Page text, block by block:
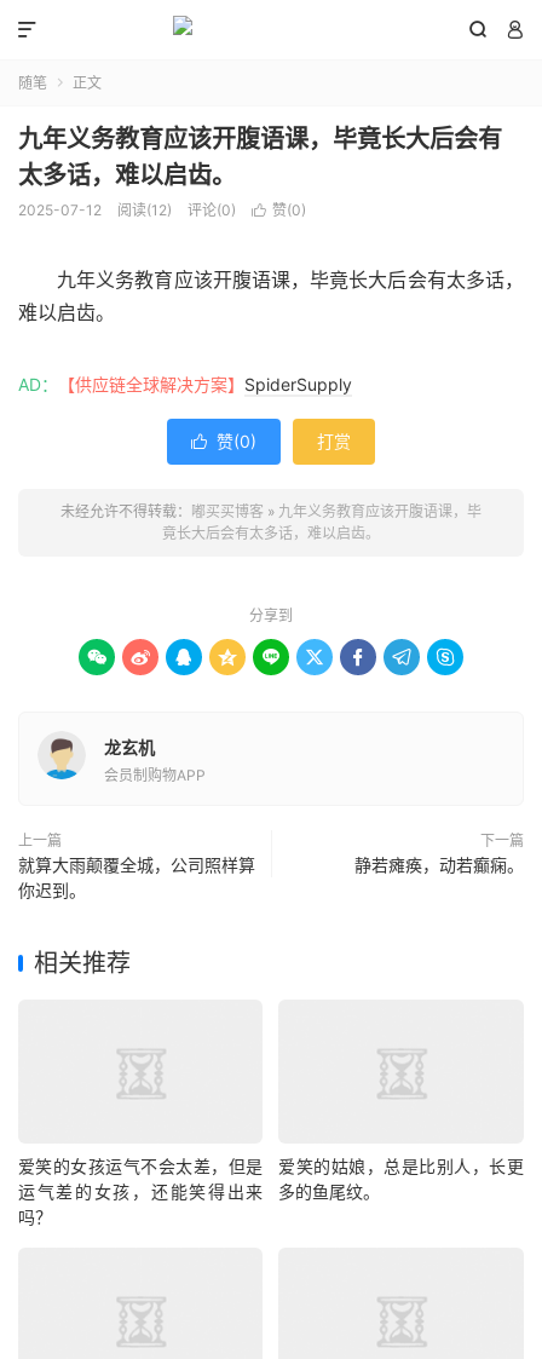
 

随笔  正文
九年义务教育应该开腹语课，毕竟长大后会有
太多话，难以启齿。
2025-07-12 阅读(12) 评论(0)  赞(0)
九年义务教育应该开腹语课，毕竟长大后会有太多话，
难以启齿。
AD： 【供应链全球解决方案】 SpiderSupply
 赞(0) 打赏
未经允许不得转载： 嘟买买博客 » 九年义务教育应该开腹语课，毕
竟长大后会有太多话，难以启齿。
分享到
        
龙玄机
会员制购物APP
上一篇
就算大雨颠覆全城，公司照样算
你迟到。
下一篇
静若瘫痪，动若癫痫。
相关推荐
爱笑的女孩运气不会太差，但是
运气差的女孩，还能笑得出来
吗？
爱笑的姑娘，总是比别人，长更
多的鱼尾纹。